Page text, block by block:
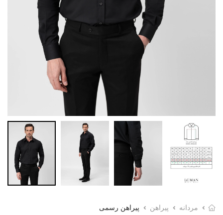
مردانه پیراهن پیراهن رسمی